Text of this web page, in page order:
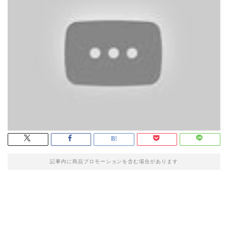
記事内に商品プロモーションを含む場合があります